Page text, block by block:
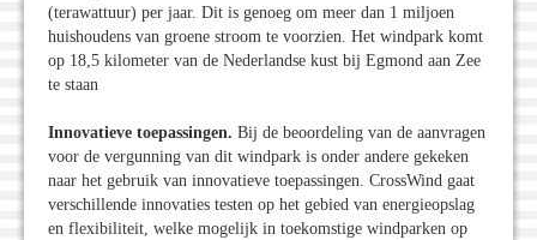
(terawattuur) per jaar. Dit is genoeg om meer dan 1 miljoen
huishoudens van groene stroom te voorzien. Het windpark komt
op 18,5 kilometer van de Nederlandse kust bij Egmond aan Zee
te staan
Innovatieve toepassingen. Bij de beoordeling van de aanvragen
voor de vergunning van dit windpark is onder andere gekeken
naar het gebruik van innovatieve toepassingen. CrossWind gaat
verschillende innovaties testen op het gebied van energieopslag
en flexibiliteit, welke mogelijk in toekomstige windparken op